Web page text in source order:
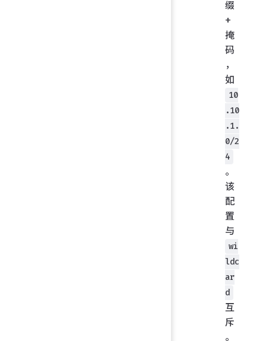
缀
+
掩
码
，
如
10
.10
.1.
0/2
4
。
该
配
置
与
wi
ldc
ar
d
互
斥
。